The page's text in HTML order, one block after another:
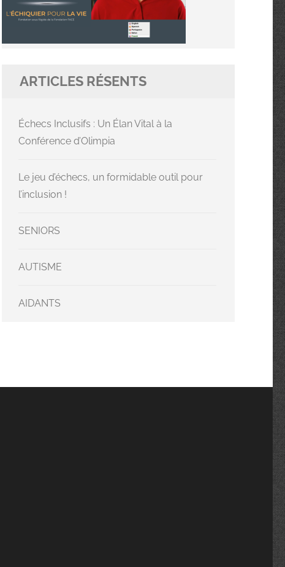
ARTICLES RÉSENTS
Échecs Inclusifs : Un Élan Vital à la
Conférence d’Olimpia
Le jeu d’échecs, un formidable outil pour
l’inclusion !
SENIORS
AUTISME
AIDANTS